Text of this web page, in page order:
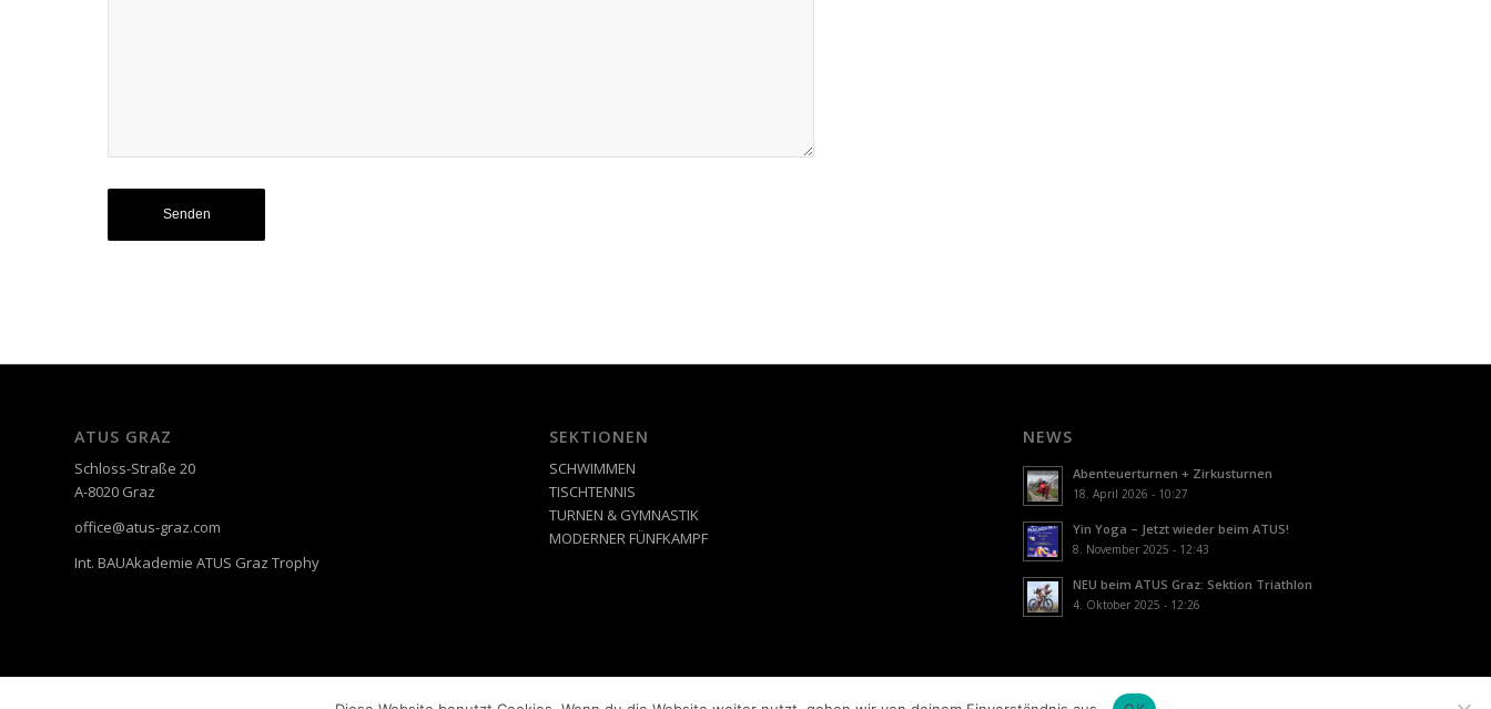
ATUS GRAZ
Schloss-Straße 20
A-8020 Graz
office@atus-graz.com
Int. BAUAkademie ATUS Graz Trophy
SEKTIONEN
SCHWIMMEN
TISCHTENNIS
TURNEN & GYMNASTIK
MODERNER FÜNFKAMPF
NEWS
Abenteuerturnen + Zirkusturnen
18. April 2026 - 10:27
Yin Yoga – Jetzt wieder beim ATUS!
8. November 2025 - 12:43
NEU beim ATUS Graz: Sektion Triathlon
4. Oktober 2025 - 12:26